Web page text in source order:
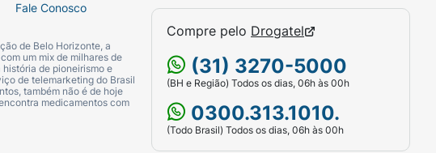
Fale Conosco
de Belo Horizonte, a
um mix de milhares de
de pioneirismo e
de telemarketing do Brasil
também não é de hoje
medicamentos com
Compre pelo Drogatel
(31) 3270-5000
(BH e Região) Todos os dias, 06h às 00h
0300.313.1010.
(Todo Brasil) Todos os dias, 06h às 00h